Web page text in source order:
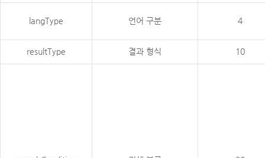
langType 언어 구분 4
resultType 결과 형식 10